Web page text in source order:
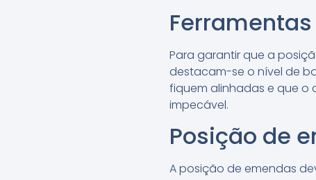
Para garantir que a
destacam-se o nível de
fiquem alinhadas e que o
impecável.
Posição de
A posição de emendas